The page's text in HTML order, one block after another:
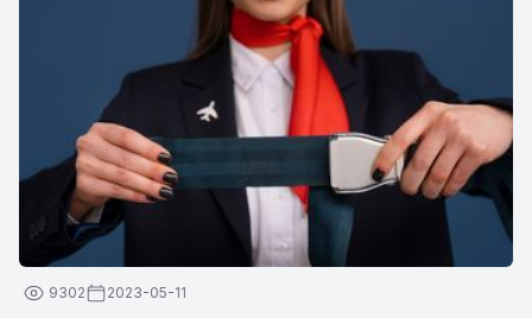
greutatea permise pentru bagajul de mână pot varia în funcție
9302 2023-05-11